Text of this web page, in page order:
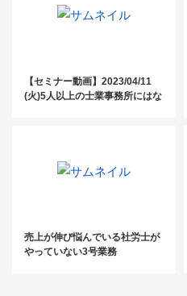
【セミナー動画】2023/04/11
(火)5人以上の士業事務所にはな
売上が伸び悩んでいる社労士が
やっていない3号業務